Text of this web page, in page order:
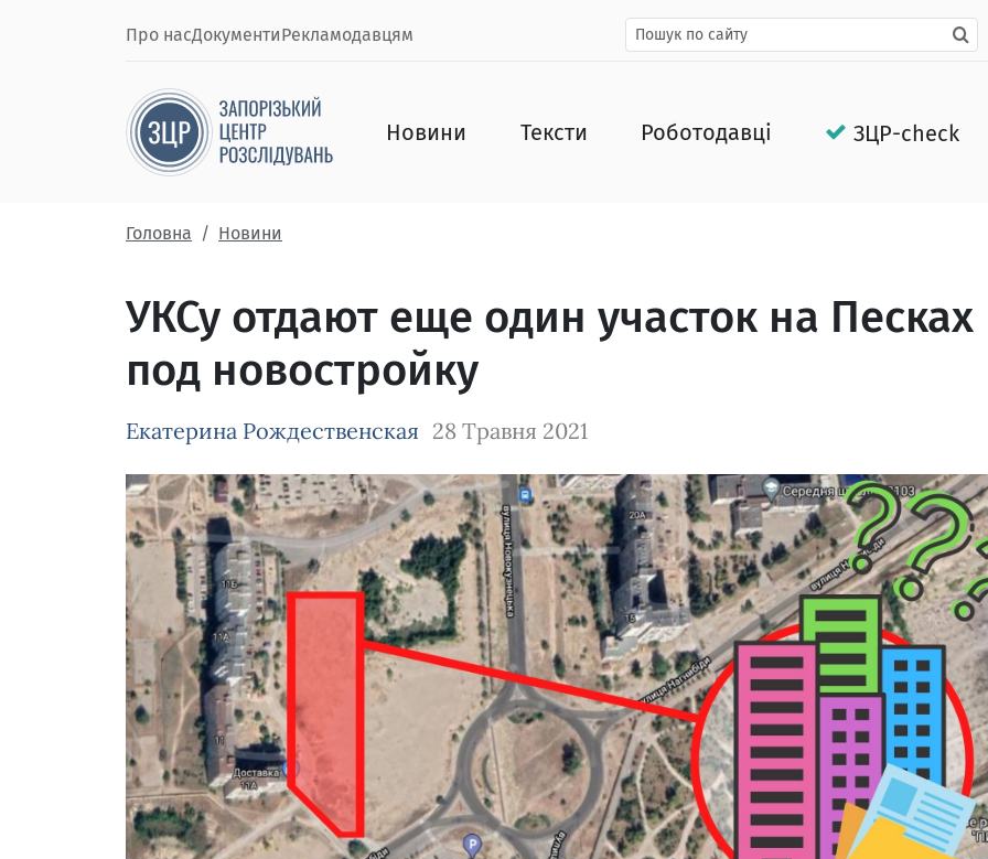
Про насДокументиРекламодавцям
Новини Тексти Роботодавці ЗЦР-check
Головна Новини
УКСу отдают еще один участок на Песках
под новостройку
Екатерина Рождественская 28 Травня 2021
Зображення завантажується